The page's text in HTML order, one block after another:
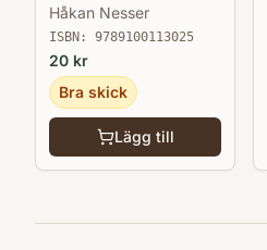
Håkan Nesser
ISBN: 9789100113025
20 kr
Bra skick
Lägg till